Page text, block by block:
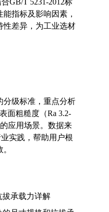
指标及影响因素，
性差异，为工业选材
分级标准，重点分析
面粗糙度（Ra 3.2-
应用场景。数据来
实践，帮助用户根
拔承载力详解